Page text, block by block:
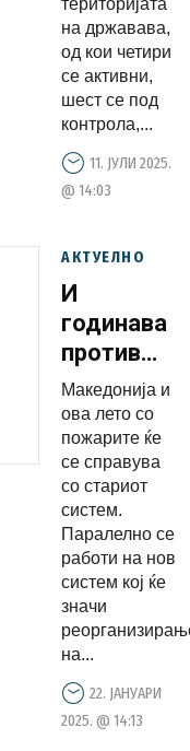
контрола
територијата
на државава,
од кои четири
се активни,
шест се под
контрола,...
11. ЈУЛИ 2025.
@ 14:03
АКТУЕЛНО
И
годинава
против
пожарите
со стар
систем,
се работи
на
спојување
на ЦУК и
ДЗС и
одговор
во кризни
состојби
Македонија и
ова лето со
пожарите ќе
се справува
со стариот
систем.
Паралелно се
работи на нов
систем кој ќе
значи
на...
22. ЈАНУАРИ
2025. @ 14:13